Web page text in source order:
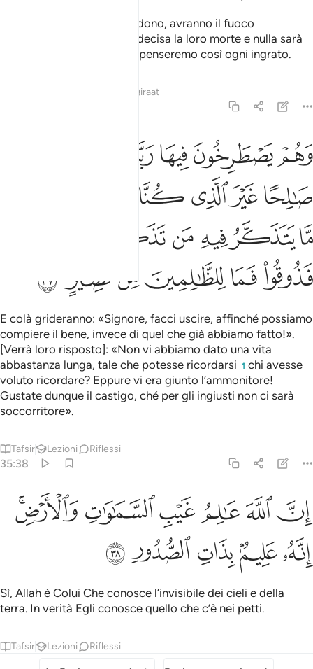
Coloro che invece non credono, avranno il fuoco
dell’Inferno: giammai sarà decisa la loro morte e nulla sarà
sottratto al castigo. Ricompenseremo così ogni ingrato.
Qiraat
وهم يصطرخون فيها ربنا اخرجنا نعمل صالحا غير الذي كنا نعمل اولم
وَهُمْ يَصْطَرِخُونَ فِيهَا رَبَّنَآ أَخْرِجْنَا نَعْمَلْ صَـٰلِحًا غَيْرَ ٱلَّذِى كُنَّا نَعْمَلُ
ﲪﲫﲬﲭ
ﲰﲱﲲﲳ
ﲸﲹﲺﲻﲼ
ﳀﳁﳂﳃﳄﳅ
E colà grideranno: «Signore, facci uscire, affinché possiamo
compiere il bene, invece di quel che già abbiamo fatto!».
[Verrà loro risposto]: «Non vi abbiamo dato una vita
abbastanza lunga, tale che potesse ricordarsi 1 chi avesse
voluto ricordare? Eppure vi era giunto l’ammonitore!
Gustate dunque il castigo, ché per gli ingiusti non ci sarà
soccorritore».
Tafsir Lezioni Riflessi
35:38
ان الله عالم غيب السماوات والارض انه عليم بذات الصدور ٣٨
إِنَّ ٱللَّهَ عَـٰلِمُ غَيْبِ ٱلسَّمَـٰوَٰتِ وَٱلْأَرْضِ ۚ إِنَّهُۥ عَلِيمٌۢ بِذَاتِ
ﳆﳇﳈﳉﳊﳋﳌ
ﳍﳎﳏﳐﳑ
Sì, Allah è Colui Che conosce l’invisibile dei cieli e della
terra. In verità Egli conosce quello che c’è nei petti.
Tafsir Lezioni Riflessi